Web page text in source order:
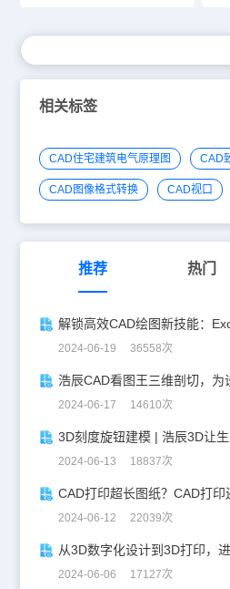
相关标签
CAD住宅建筑电气原理图 CAD
CAD图像格式转换 CAD视口
推荐 热门
2024-06-19 36558次
2024-06-17 14610次
3D刻度旋钮建模 | 浩辰3D让生
2024-06-13 18837次
CAD打印超长图纸？CAD打印
2024-06-12 22039次
从3D数字化设计到3D打印，进
2024-06-06 17127次